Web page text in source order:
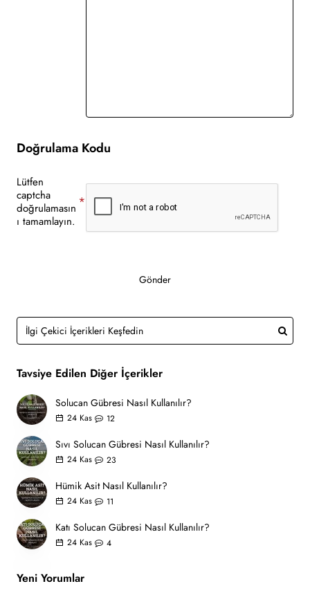
Doğrulama Kodu
Lütfen
captcha
doğrulamasın
ı tamamlayın.
Gönder
Tavsiye Edilen Diğer İçerikler
Solucan Gübresi Nasıl Kullanılır?
24 Kas 12
Sıvı Solucan Gübresi Nasıl Kullanılır?
24 Kas 23
Hümik Asit Nasıl Kullanılır?
24 Kas 11
Katı Solucan Gübresi Nasıl Kullanılır?
24 Kas 4
Yeni Yorumlar